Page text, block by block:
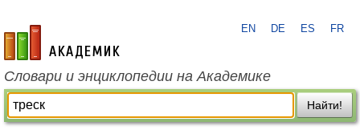
academic.ru
EN DE ES FR
Словари и энциклопедии на Академике
Найти!